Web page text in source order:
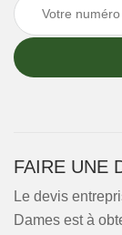
FAIRE UNE
Le devis
Dames est à